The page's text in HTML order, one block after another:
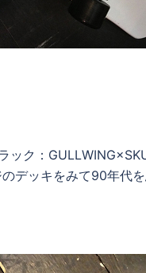
ック：
デッキをみて90年代